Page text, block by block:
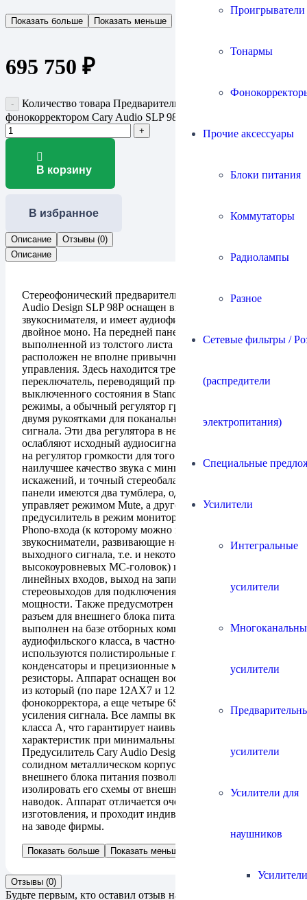
Тонармы
Прочие аксессуары
Блоки питания
Коммутаторы
Радиолампы
Разное
Сетевые фильтры /
(распредители
электропитания)
Специальные
Усилители
Интегральные
усилители
усилители
усилители
Усилители для
наушников
Показать больше Показать меньше
695 750 ₽
Количество товара Предварительный усилитель с ММ-
фонокорректором Cary Audio SLP 98P
В корзину
В избранное
Описание
Отзывы (0)
Описание
Стереофонический предварительный усилитель Cary
Audio Design SLP 98P оснащен входом для MM-
звукоснимателя, и имеет аудиофильскую конструкцию
двойное моно. На передней панели аппарата,
выполненной из толстого листа алюминия,
расположен не вполне привычный набор органов
управления. Здесь находится трехпозиционный
переключатель, переводящий предусилитель из
выключенного состояния в Stand-by и рабочий
режимы, а обычный регулятор громкости дополнен
двумя рукоятками для поканального изменения уровня
сигнала. Эти два регулятора в необходимой степени
ослабляют исходный аудиосигнал, подаваемый затем
на регулятор громкости для того, чтобы получить
наилучшее качество звука с минимальным количеством
искажений, и точный стереобаланс. Также на передней
панели имеются два тумблера, один из которых
управляет режимом Mute, а другой переводит
предусилитель в режим мониторинга записи. Помимо
Phono-входа (к которому можно подключать
звукосниматели, развивающие не менее 1,2 мВ
выходного сигнала, т.е. и некоторые модели
высокоуровневых MC-головок) имеются пять
линейных входов, выход на запись и две пары
стереовыходов для подключения усилителей
мощности. Также предусмотрен многоштырьковый
разъем для внешнего блока питания. Предусилитель
выполнен на базе отборных комплектующих
аудиофильского класса, в частности, в нем
используются полистирольные пленочные
конденсаторы и прецизионные металлопленочные
резисторы. Аппарат оснащен восемью лампами, четыре
из который (по паре 12AX7 и 12AU7) работают в цепях
фонокорректора, а еще четыре 6SN7 в схеме линейного
усиления сигнала. Все лампы включены в режиме
класса А, что гарантирует наивысшую линейность их
характеристик при минимальных искажениях.
Предусилитель Cary Audio Design SLP 98P выполнен в
солидном металлическом корпусе, а использование
внешнего блока питания позволило максимально
изолировать его схемы от внешних электрических
наводок. Аппарат отличается очень высоким качеством
изготовления, и проходит индивидуальную настройку
на заводе фирмы.
Показать больше Показать меньше
Отзывы (0)
Будьте первым, кто оставил отзыв на “Предварительный